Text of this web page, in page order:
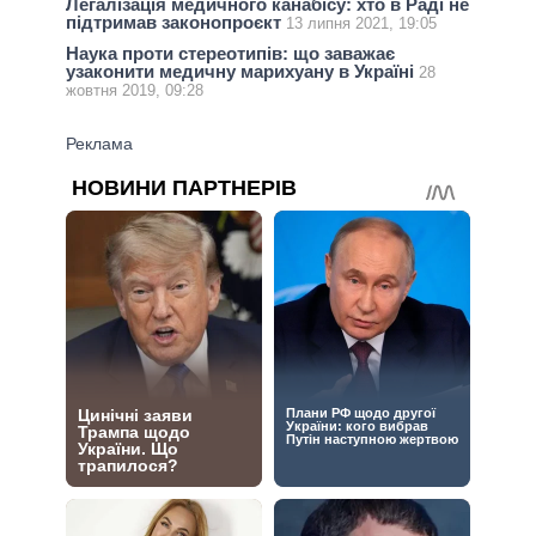
Легалізація медичного канабісу: хто в Раді не
підтримав законопроєкт 13 липня 2021, 19:05
Наука проти стереотипів: що заважає
узаконити медичну марихуану в Україні 28
жовтня 2019, 09:28